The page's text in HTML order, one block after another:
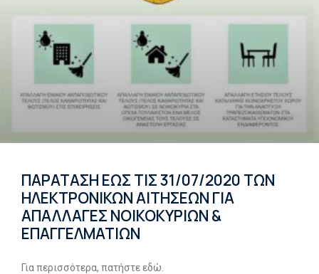
ΠΑΡΑΤΑΣΗ ΕΩΣ ΤΙΣ 31/07/2020 ΤΩΝ
ΗΛΕΚΤΡΟΝΙΚΩΝ ΑΙΤΗΣΕΩΝ ΓΙΑ
ΑΠΑΛΛΑΓΕΣ ΝΟΙΚΟΚΥΡΙΩΝ &
ΕΠΑΓΓΕΛΜΑΤΙΩΝ
Για περισσότερα, πατήστε εδώ.